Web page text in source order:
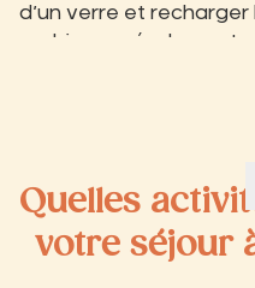
d’un verre et
ambiance résolument
Quelles
votre séjour